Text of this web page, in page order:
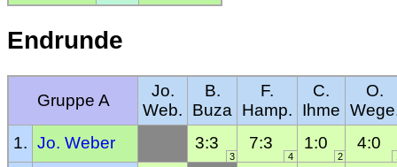
Endrunde
Gruppe A
Jo.
Web.
B.
Buza
F.
Hamp.
C.
Ihme
O.
1. Jo. Weber 3:3 7:3 1:0 4:0
3 4 2